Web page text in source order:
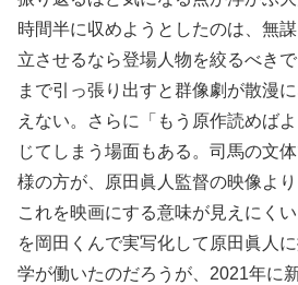
時間半に収めようとしたのは、無
立させるなら登場人物を絞るべき
まで引っ張り出すと群像劇が散漫
えない。さらに「もう原作読めば
じてしまう場面もある。司馬の文
様の方が、原田眞人監督の映像よ
これを映画にする意味が見えにく
を岡田くんで実写化して原田眞人
学が働いたのだろうが、2021年に